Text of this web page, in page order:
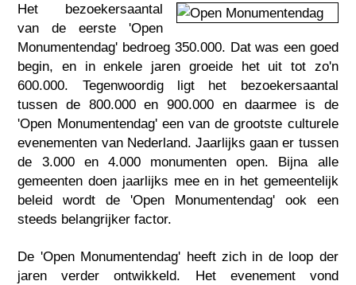
Het bezoekersaantal
van de eerste 'Open
Monumentendag' bedroeg 350.000. Dat was een goed
begin, en in enkele jaren groeide het uit tot zo'n
600.000. Tegenwoordig ligt het bezoekersaantal
tussen de 800.000 en 900.000 en daarmee is de
'Open Monumentendag' een van de grootste culturele
evenementen van Nederland. Jaarlijks gaan er tussen
de 3.000 en 4.000 monumenten open. Bijna alle
gemeenten doen jaarlijks mee en in het gemeentelijk
beleid wordt de 'Open Monumentendag' ook een
steeds belangrijker factor.
De 'Open Monumentendag' heeft zich in de loop der
jaren verder ontwikkeld. Het evenement vond